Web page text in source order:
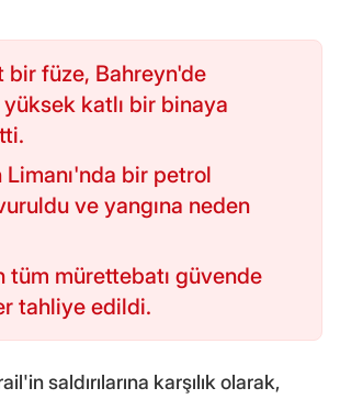
bir füze, Bahreyn'de
katlı bir binaya
Limanı'nda bir petrol
ve yangına neden
tüm mürettebatı güvende
tahliye edildi.
saldırılarına karşılık olarak,